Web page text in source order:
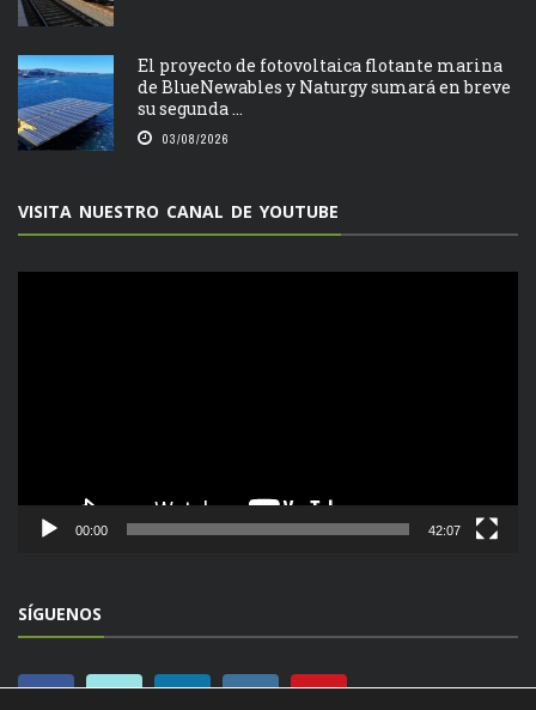
El proyecto de fotovoltaica flotante marina
de BlueNewables y Naturgy sumará en breve
su segunda ...
03/08/2026
VISITA NUESTRO CANAL DE YOUTUBE
00:00 42:07
SÍGUENOS